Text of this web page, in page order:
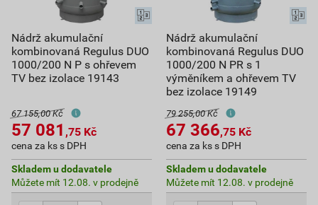
Nádrž akumulační
kombinovaná Regulus DUO
1000/200 N P s ohřevem
TV bez izolace 19143
67 155,00 Kč
57 081 ,75 Kč
cena za ks s DPH
Skladem u dodavatele
Můžete mít 12.08. v prodejně
Nádrž akumulační
kombinovaná Regulus DUO
1000/200 N PR s 1
výměníkem a ohřevem TV
bez izolace 19149
79 255,00 Kč
67 366,75 Kč
cena za ks s DPH
Skladem u dodavatele
Můžete mít 12.08. v prodejně